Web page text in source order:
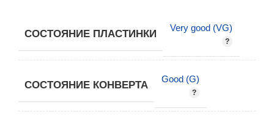
СОСТОЯНИЕ ПЛАСТИНКИ
Very good (VG)
СОСТОЯНИЕ КОНВЕРТА
Good (G)